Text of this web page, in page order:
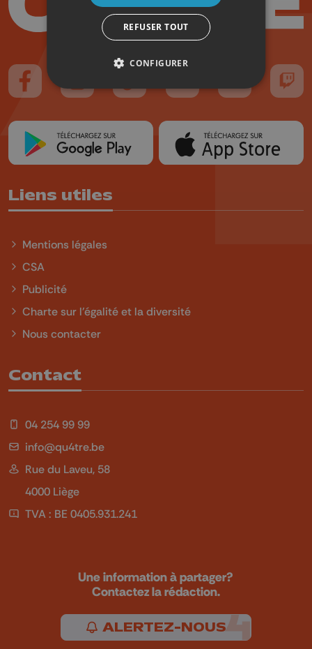
Suivez-nous sur FaceBook
Suivez-nous sur Instagram
Suivez-nous sur TikTok
Suivez-nous sur YouTube
Suivez-nous
Liens utiles
Mentions légales
CSA
Publicité
Charte sur l'égalité et la diversité
Nous contacter
Contact
04 254 99 99
info@qu4tre.be
Rue du Laveu, 58
4000 Liège
TVA : BE 0405.931.241
Une information à partager?
Contactez la rédaction.
ALERTEZ-NOUS
REFUSER TOUT
CONFIGURER